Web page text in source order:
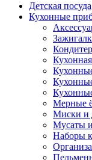
Детская посуда
Кухонные
Мерные
Миски и
Мусаты
Наборы